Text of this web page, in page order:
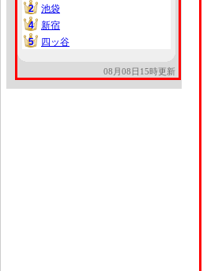
2
2
池袋
4
4
新宿
5
5 四ッ谷
08月08日15時更新